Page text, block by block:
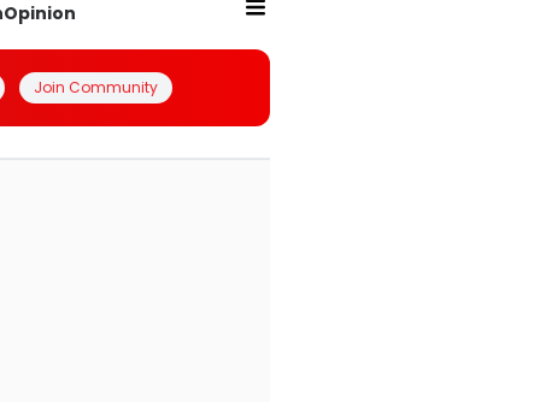
Opinion
Join Community